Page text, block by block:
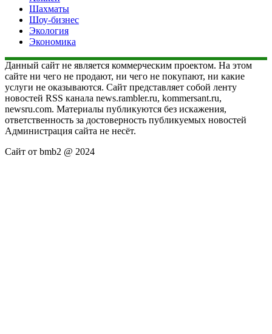
Шахматы
Шоу-бизнес
Экология
Экономика
Данный сайт не является коммерческим проектом. На этом
сайте ни чего не продают, ни чего не покупают, ни какие
услуги не оказываются. Сайт представляет собой ленту
новостей RSS канала news.rambler.ru, kommersant.ru,
newsru.com. Материалы публикуются без искажения,
ответственность за достоверность публикуемых новостей
Администрация сайта не несёт.
Сайт от bmb2 @ 2024